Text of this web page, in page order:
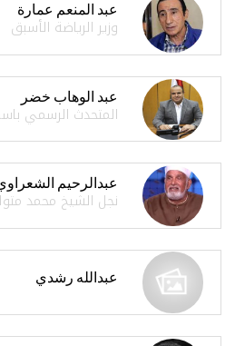
عبد المنعم عمارة
وزير الرياضة الأسبق
عبد الوهاب خضر
المتحدث الرسمي
عبدالرحيم
نجل الشيخ محمد
عبدالله رشدي